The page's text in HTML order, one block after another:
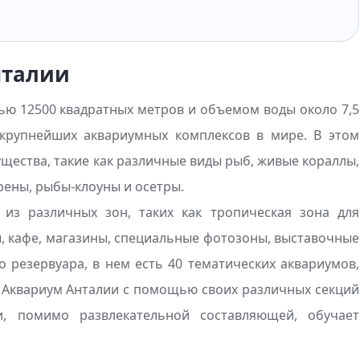
12500 квадратных метров и объемом воды около 7,5
аквариумных комплексов в мире. В этом
такие как различные виды рыб, живые кораллы,
рыбы-клоуны и осетры.
различных зон, таких как тропическая зона для
кафе, магазины, специальные фотозоны, выставочные
в нем есть 40 тематических аквариумов,
Анталии с помощью своих различных секций
помимо развлекательной составляющей, обучает